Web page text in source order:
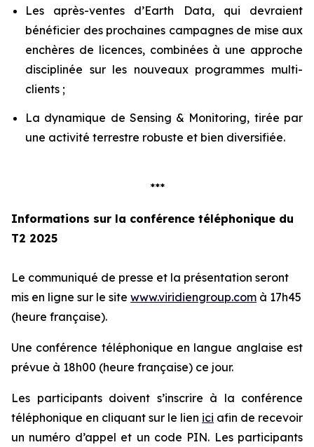
Les après-ventes d’Earth Data, qui devraient
bénéficier des prochaines campagnes de mise aux
enchères de licences, combinées à une approche
disciplinée sur les nouveaux programmes multi-
clients ;
La dynamique de Sensing & Monitoring, tirée par
une activité terrestre robuste et bien diversifiée.
***
Informations sur la conférence téléphonique du
T2 2025
Le communiqué de presse et la présentation seront
mis en ligne sur le site www.viridiengroup.com à 17h45
(heure française).
Une conférence téléphonique en langue anglaise est
prévue à 18h00 (heure française) ce jour.
Les participants doivent s’inscrire à la conférence
téléphonique en cliquant sur le lien ici afin de recevoir
un numéro d’appel et un code PIN. Les participants